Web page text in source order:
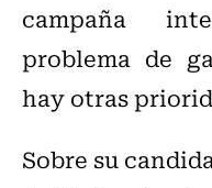
campaña
problema de
hay otras
Sobre su